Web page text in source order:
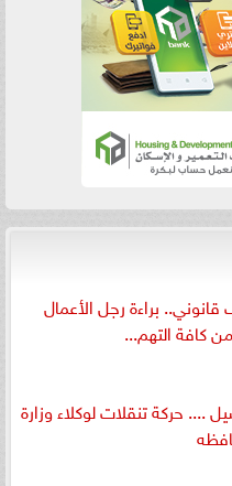
قانوني.. براءة رجل الأعمال
كافة التهم...
.... حركة تنقلات لوكلاء وزارة